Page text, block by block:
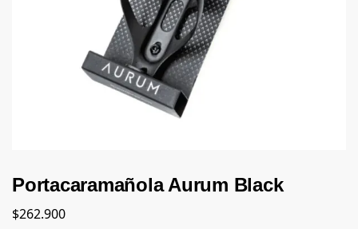
Portacaramañola Aurum Black
$262.900